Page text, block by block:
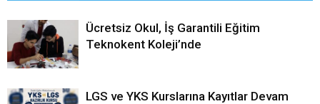
Ücretsiz Okul, İş Garantili Eğitim
Teknokent Koleji’nde
LGS ve YKS Kurslarına Kayıtlar Devam